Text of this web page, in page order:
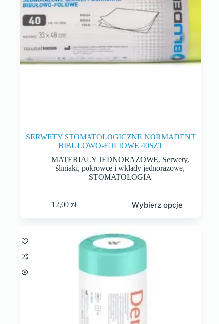
SERWETY STOMATOLOGICZNE NORMADENT
BIBUŁOWO-FOLIOWE 40SZT
MATERIAŁY JEDNORAZOWE, Serwety,
śliniaki, pokrowce i wkłady jednorazowe,
STOMATOLOGIA
12,00zł Wybierz opcje